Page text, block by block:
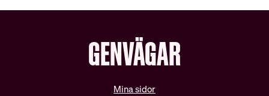
GENVÄGAR
Mina sidor